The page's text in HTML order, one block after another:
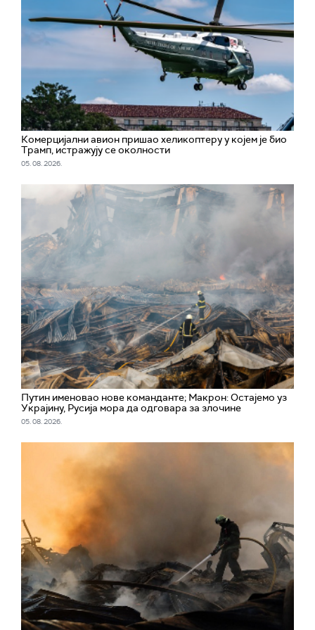
Комерцијални авион пришао хеликоптеру у којем је био
Трамп, истражују се околности
05. 08. 2026.
Путин именовао нове команданте; Макрон: Остајемо уз
Украјину, Русија мора да одговара за злочине
05. 08. 2026.